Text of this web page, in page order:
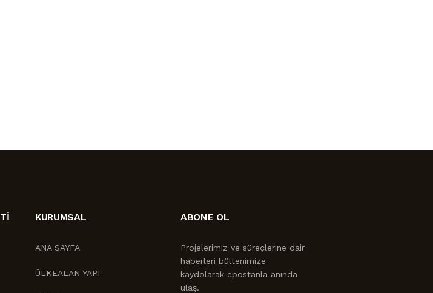
KURUMSAL
ANA SAYFA
ÜLKEALAN YAPI
ABONE OL
Projelerimiz ve süreçlerine dair
haberleri bültenimize
kaydolarak epostanla anında
ulaş.